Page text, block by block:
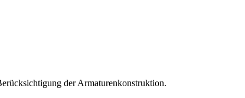
der Armaturenkonstruktion.